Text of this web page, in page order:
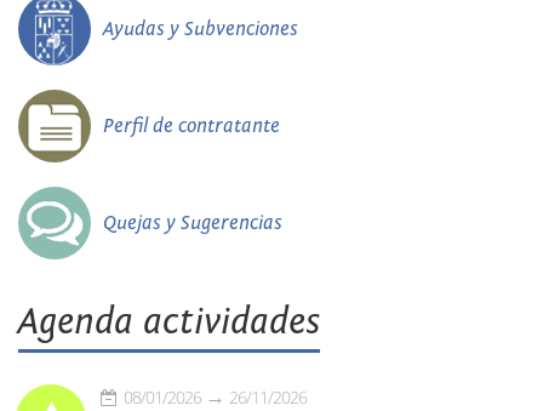
Ayudas y Subvenciones
Perfil de contratante
Quejas y Sugerencias
Agenda actividades
08/01/2026 26/11/2026